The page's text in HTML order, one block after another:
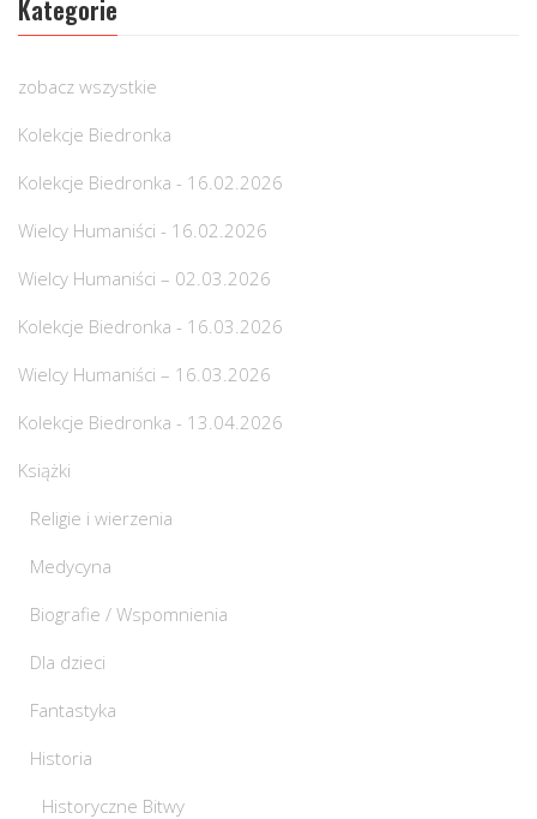
Kategorie
zobacz wszystkie
Kolekcje Biedronka
Kolekcje Biedronka - 16.02.2026
Wielcy Humaniści - 16.02.2026
Wielcy Humaniści – 02.03.2026
Kolekcje Biedronka - 16.03.2026
Wielcy Humaniści – 16.03.2026
Kolekcje Biedronka - 13.04.2026
Książki
Religie i wierzenia
Medycyna
Biografie / Wspomnienia
Dla dzieci
Fantastyka
Historia
Historyczne Bitwy